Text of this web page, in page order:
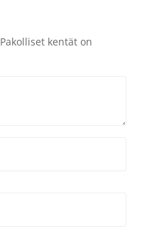
Pakolliset kentät on